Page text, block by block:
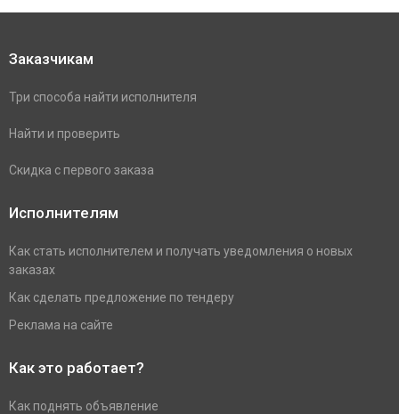
Заказчикам
Три способа найти исполнителя
Найти и проверить
Скидка с первого заказа
Исполнителям
Как стать исполнителем и получать уведомления о новых
заказах
Как сделать предложение по тендеру
Реклама на сайте
Как это работает?
Как поднять объявление